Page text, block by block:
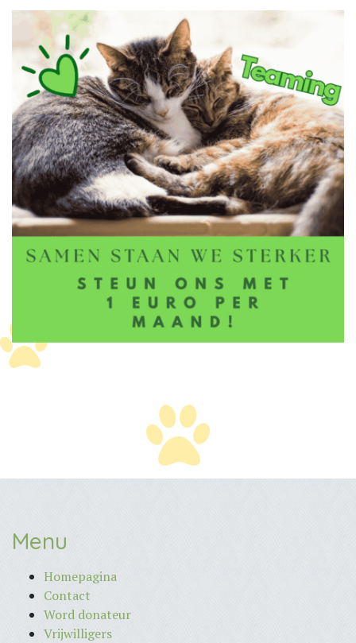
Menu
Homepagina
Contact
Word donateur
Vrijwilligers